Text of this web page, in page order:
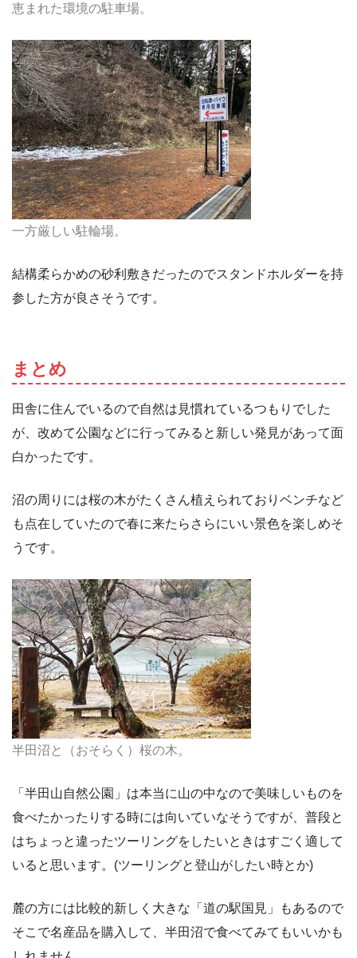
恵まれた環境の駐車場。
一方厳しい駐輪場。
結構柔らかめの砂利敷きだったのでスタンドホルダーを持
参した方が良さそうです。
まとめ
田舎に住んでいるので自然は見慣れているつもりでした
が、改めて公園などに行ってみると新しい発見があって面
白かったです。
沼の周りには桜の木がたくさん植えられておりベンチなど
も点在していたので春に来たらさらにいい景色を楽しめそ
うです。
半田沼と（おそらく）桜の木。
「半田山自然公園」は本当に山の中なので美味しいものを
食べたかったりする時には向いていなそうですが、普段と
はちょっと違ったツーリングをしたいときはすごく適して
いると思います。(ツーリングと登山がしたい時とか)
麓の方には比較的新しく大きな「道の駅国見」もあるので
そこで名産品を購入して、半田沼で食べてみてもいいかも